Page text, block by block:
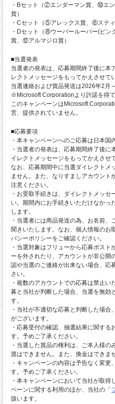
・Bセット（②エンダーマン賞、⑩エ
賞）
・Cセット（⑤アレックス賞、⑥ステ
・Dセット（⑧ウーパールーパー(ピ
賞、⑫アルマジロ賞）
■当選発表
当選者の発表は、応募期間終了後に本
レクトメッセージをもってかえさせて
当選連絡および賞品発送は2026年2月
※Microsoft Corporationより許諾を得
このキャンペーンはMicrosoft
営、提供されていません。
■応募要項
・本キャンペーンへのご応募は日本国
・当選者の発表は、応募期間終了後
イレクトメッセージをもってかえさせ
なお、応募期間中に当選ダイレクトメ
ません。また、なりすましアカウント
注意ください。
・お受取手続きは、ダイレクトメッ
い。期間内にお手続きいただけなかっ
します。
・当選者には商品発送の為、お名前
聞きいたします。なお、個人情報のお
バシーポリシーをご確認ください。
・当選対象はフリューから応募ポスト
ーを外されたり、アカウントが非公開
認や当選のご連絡が出来ない場合、応
さい。
・複数のアカウントでの応募は禁止
募と当社が判断した場合、当選を無効
す。
・当社が不適切な応募と判断した場
がございます。
・応募受付の確認、抽選結果に関する
す。予めご了承ください。
・当選した賞品の権利は、ご本人様
渡はできません。また、換金はできま
・キャンペーンの内容は予告なく変更
す。予めご了承ください。
・本キャンペーンにおいて当社が取
ペーンに関する利用のほか、当社の「
扱います。